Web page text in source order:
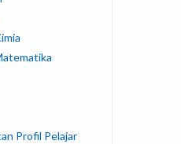
Profil Pelajar